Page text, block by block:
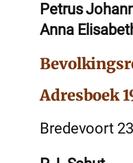
Petrus
Anna
Adresboek
Bredevoort